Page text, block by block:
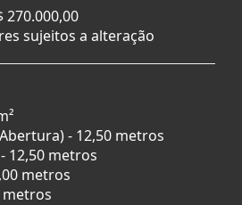
270.000,00
sujeitos a alteração
- 12,50 metros
12,50 metros
metros
metros